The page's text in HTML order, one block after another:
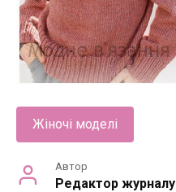
Жіночі моделі
Автор
Редактор журналу